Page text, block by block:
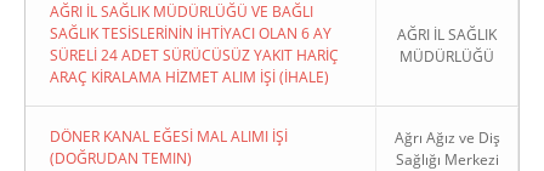
AĞRI İL SAĞLIK MÜDÜRLÜĞÜ VE BAĞLI
SAĞLIK TESİSLERİNİN İHTİYACI OLAN 6 AY
SÜRELİ 24 ADET SÜRÜCÜSÜZ YAKIT HARİÇ
ARAÇ KİRALAMA HİZMET ALIM İŞİ (İHALE)
AĞRI İL SAĞLIK
MÜDÜRLÜĞÜ
DÖNER KANAL EĞESİ MAL ALIMI İŞİ
(DOĞRUDAN TEMIN)
Ağrı Ağız ve Diş
Sağlığı Merkezi